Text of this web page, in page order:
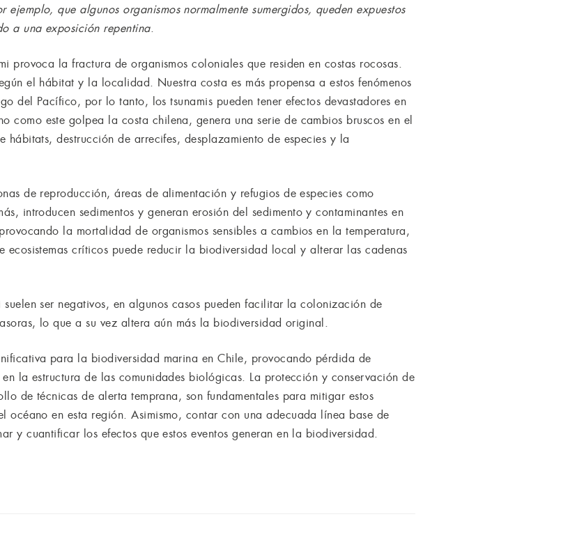
que algunos organismos normalmente sumergidos, queden expuestos
a una exposición repentina.
provoca la fractura de organismos coloniales que residen en costas rocosas.
el hábitat y la localidad. Nuestra costa es más propensa a estos fenómenos
del Pacífico, por lo tanto, los tsunamis pueden tener efectos devastadores en
como este golpea la costa chilena, genera una serie de cambios bruscos en el
destrucción de arrecifes, desplazamiento de especies y la
de reproducción, áreas de alimentación y refugios de especies como
introducen sedimentos y generan erosión del sedimento y contaminantes en
la mortalidad de organismos sensibles a cambios en la temperatura,
ecosistemas críticos puede reducir la biodiversidad local y alterar las cadenas
ser negativos, en algunos casos pueden facilitar la colonización de
lo que a su vez altera aún más la biodiversidad original.
para la biodiversidad marina en Chile, provocando pérdida de
la estructura de las comunidades biológicas. La protección y conservación de
de técnicas de alerta temprana, son fundamentales para mitigar estos
en esta región. Asimismo, contar con una adecuada línea base de
y cuantificar los efectos que estos eventos generan en la biodiversidad.